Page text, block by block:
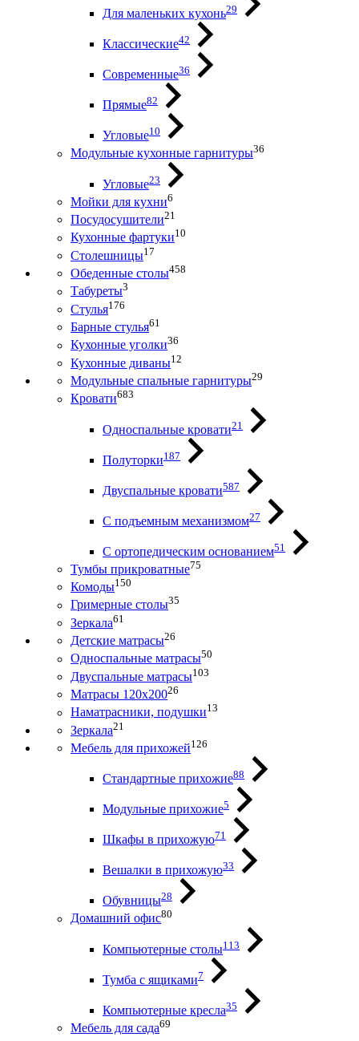
Для маленьких кухонь29
Классические42
Современные36
Прямые82
Угловые10
Модульные кухонные гарнитуры36
Угловые23
Мойки для кухни6
Посудосушители21
Кухонные фартуки10
Столешницы17
Обеденные столы458
Табуреты3
Стулья176
Барные стулья61
Кухонные уголки36
Кухонные диваны12
Модульные спальные гарнитуры29
Кровати683
Односпальные кровати21
Полуторки187
Двуспальные кровати587
С подъемным механизмом27
С ортопедическим основанием51
Тумбы прикроватные75
Комоды150
Гримерные столы35
Зеркала61
Детские матрасы26
Односпальные матрасы50
Двуспальные матрасы103
Матрасы 120х20026
Наматрасники, подушки13
Зеркала21
Мебель для прихожей126
Стандартные прихожие88
Модульные прихожие5
Шкафы в прихожую71
Вешалки в прихожую33
Обувницы28
Домашний офис80
Компьютерные столы113
Тумба с ящиками7
Компьютерные кресла35
Мебель для сада69